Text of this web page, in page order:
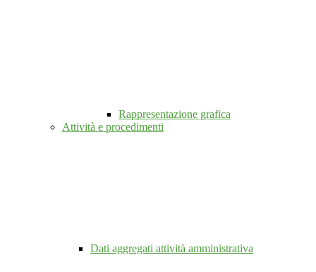
Rappresentazione grafica
Attività e procedimenti
Dati aggregati attività amministrativa